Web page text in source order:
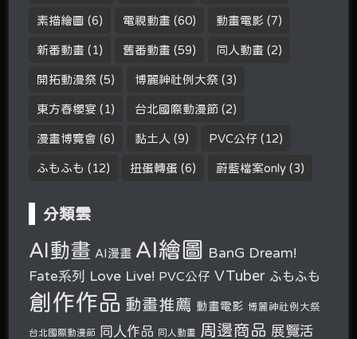
素描繪圖 (6) 電視動畫 (60) 動畫電影 (7)
新番動畫 (1) 舊番動畫 (59) 同人動畫 (2)
開拓動漫祭 (5) 博麗神社例大祭 (3)
東方春櫻宴 (1) 台北國際動漫節 (2)
漫畫博覽會 (6) 黏土人 (9) PVC公仔 (12)
ふもふも (12) 扭蛋轉蛋 (6) 蔚藍檔案only (3)
分類雲
AI動畫 AI漫畫 AI繪圖 BanG Dream!
Fate系列
Love Live! PVC公仔 VTuber ふもふも
創作作品 動畫推薦 動畫電影 博麗神社例大祭
台北國際動漫節 同人作品 同人動畫 周邊商品 展覽活